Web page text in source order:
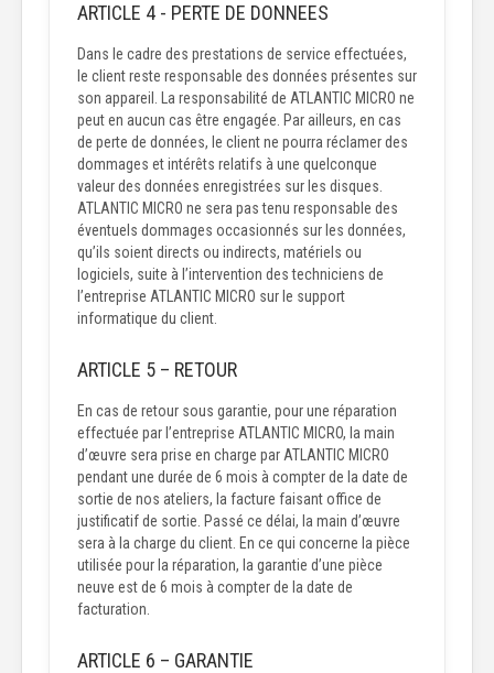
ARTICLE 4 - PERTE DE DONNEES
Dans le cadre des prestations de service effectuées,
le client reste responsable des données présentes sur
son appareil. La responsabilité de ATLANTIC MICRO ne
peut en aucun cas être engagée. Par ailleurs, en cas
de perte de données, le client ne pourra réclamer des
dommages et intérêts relatifs à une quelconque
valeur des données enregistrées sur les disques.
ATLANTIC MICRO ne sera pas tenu responsable des
éventuels dommages occasionnés sur les données,
qu’ils soient directs ou indirects, matériels ou
logiciels, suite à l’intervention des techniciens de
l’entreprise ATLANTIC MICRO sur le support
informatique du client.
ARTICLE 5 – RETOUR
En cas de retour sous garantie, pour une réparation
effectuée par l’entreprise ATLANTIC MICRO, la main
d’œuvre sera prise en charge par ATLANTIC MICRO
pendant une durée de 6 mois à compter de la date de
sortie de nos ateliers, la facture faisant office de
justificatif de sortie. Passé ce délai, la main d’œuvre
sera à la charge du client. En ce qui concerne la pièce
utilisée pour la réparation, la garantie d’une pièce
neuve est de 6 mois à compter de la date de
facturation.
ARTICLE 6 – GARANTIE